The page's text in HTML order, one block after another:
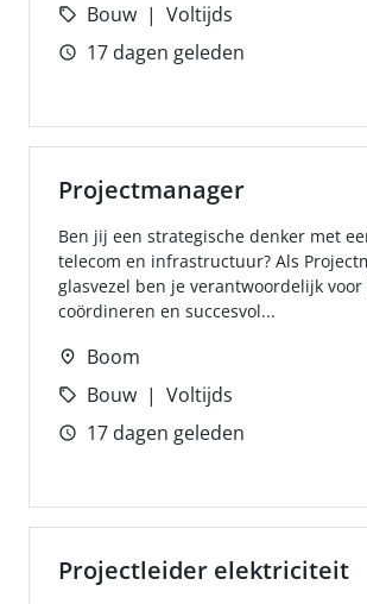
Bouw
Voltijds
17 dagen geleden
Projectmanager
Ben jij een strategische denker met
telecom en infrastructuur? Als
glasvezel ben je verantwoordelijk
coördineren en succesvol...
Boom
Bouw
Voltijds
17 dagen geleden
Projectleider elektriciteit